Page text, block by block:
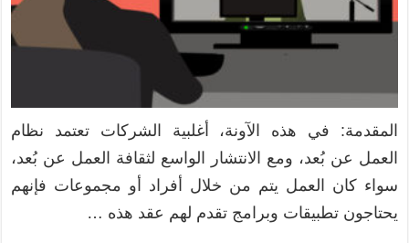
المقدمة: في هذه الآونة، أغلبية الشركات تعتمد نظام
العمل عن بُعد، ومع الانتشار الواسع لثقافة العمل عن بُعد،
سواء كان العمل يتم من خلال أفراد أو مجموعات فإنهم
يحتاجون تطبيقات وبرامج تقدم لهم عقد هذه …